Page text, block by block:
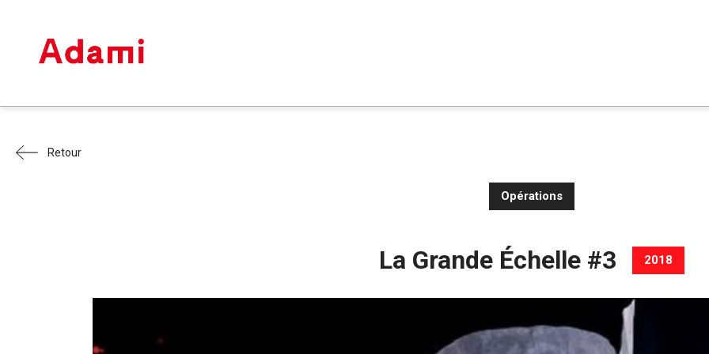
Retour
Opérations
La Grande Échelle #3 2018